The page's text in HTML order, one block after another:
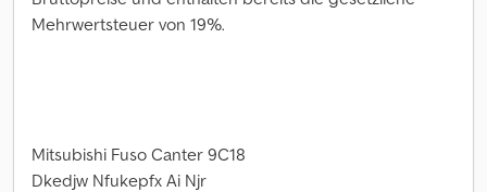
Mehrwertsteuer von 19%.
Mitsubishi Fuso Canter 9C18
Dkedjw Nfukepfx Ai Njr